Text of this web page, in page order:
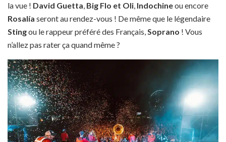
la vue ! David Guetta, Big Flo et Oli, Indochineou encore
Rosalía seront au rendez-vous ! De même que le légendaire
Stingou le rappeur préféré des Français,Soprano ! Vous
n’allez pas rater ça quand même ?